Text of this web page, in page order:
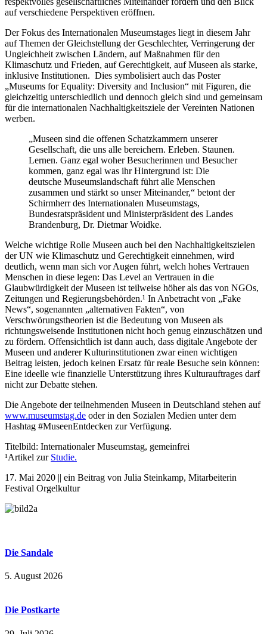
auf verschiedene Perspektiven eröffnen.
Der Fokus des Internationalen Museumstages liegt in diesem Jahr
auf Themen der Gleichstellung der Geschlechter, Verringerung der
Ungleichheit zwischen Ländern, auf Maßnahmen für den
Klimaschutz und Frieden, auf Gerechtigkeit, auf Museen als starke,
inklusive Institutionen. Dies symbolisiert auch das Poster
„Museums for Equality: Diversity and Inclusion“ mit Figuren, die
gleichzeitig unterschiedlich und dennoch gleich sind und gemeinsam
für die internationalen Nachhaltigkeitsziele der Vereinten Nationen
werben.
„Museen sind die offenen Schatzkammern unserer
Gesellschaft, die uns alle bereichern. Erleben. Staunen.
Lernen. Ganz egal woher Besucherinnen und Besucher
kommen, ganz egal was ihr Hintergrund ist: Die
deutsche Museumslandschaft führt alle Menschen
zusammen und stärkt so unser Miteinander,“ betont der
Schirmherr des Internationalen Museumstags,
Bundesratspräsident und Ministerpräsident des Landes
Brandenburg, Dr. Dietmar Woidke.
Welche wichtige Rolle Museen auch bei den Nachhaltigkeitszielen
der UN wie Klimaschutz und Gerechtigkeit einnehmen, wird
deutlich, wenn man sich vor Augen führt, welch hohes Vertrauen
Menschen in diese legen: Das Level an Vertrauen in die
Glaubwürdigkeit der Museen ist teilweise höher als das von NGOs,
Zeitungen und Regierungsbehörden.¹ In Anbetracht von „Fake
News“, sogenannten „alternativen Fakten“, von
Verschwörungstheorien ist die Bedeutung von Museen als
richtungsweisende Institutionen nicht hoch genug einzuschätzen und
zu fördern. Offensichtlich ist dann auch, dass digitale Angebote der
Museen und anderer Kulturinstitutionen zwar einen wichtigen
Beitrag leisten, jedoch keinen Ersatz für reale Besuche sein können:
Eine ideelle wie finanzielle Unterstützung ihres Kulturauftrages darf
nicht zur Debatte stehen.
Die Angebote der teilnehmenden Museen in Deutschland stehen auf
www.museumstag.de oder in den Sozialen Medien unter dem
Hashtag #MuseenEntdecken zur Verfügung.
Titelbild: Internationaler Museumstag, gemeinfrei
¹Artikel zur Studie.
17. Mai 2020 || ein Beitrag von Julia Steinkamp, Mitarbeiterin
Festival Orgelkultur
Die Sandale
5. August 2026
Die Postkarte